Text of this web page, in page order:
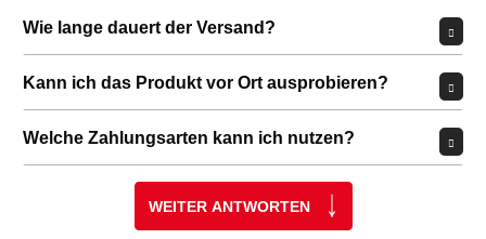
Wie lange dauert der Versand?
Kann ich das Produkt vor Ort ausprobieren?
Welche Zahlungsarten kann ich nutzen?
WEITER ANTWORTEN